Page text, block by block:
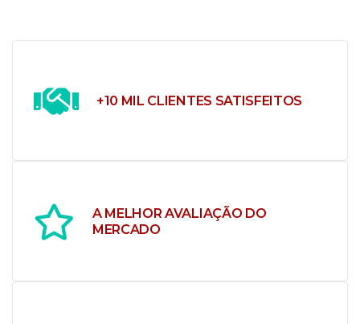
+10 MIL CLIENTES SATISFEITOS
Clientes felizes que encontraram aqui o novo
membro da família.
A MELHOR AVALIAÇÃO DO
MERCADO